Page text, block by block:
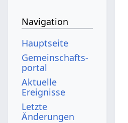
Navigation
Hauptseite
Gemeinschafts­
portal
Aktuelle
Ereignisse
Letzte
Änderungen